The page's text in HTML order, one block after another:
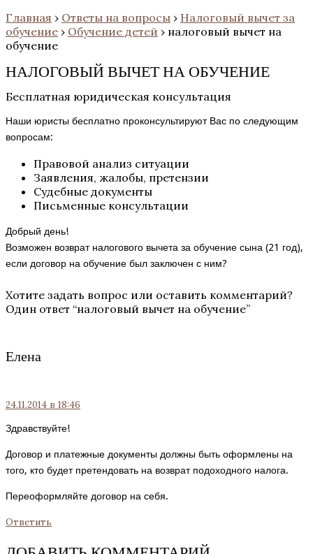
Главная › Ответы на вопросы › Налоговый вычет за
обучение › Обучение детей › налоговый вычет на
обучение
НАЛОГОВЫЙ ВЫЧЕТ НА ОБУЧЕНИЕ
Бесплатная юридическая консультация
Наши юристы бесплатно проконсультируют Вас по следующим
вопросам:
Правовой анализ ситуации
Заявления, жалобы, претензии
Судебные документы
Письменные консультации
Добрый день!
Возможен возврат налогового вычета за обучение сына (21 год),
если договор на обучение был заключен с ним?
Хотите задать вопрос или оставить комментарий?
Один ответ “налоговый вычет на обучение”
Елена
24.11.2014 в 18:46
Здравствуйте!
Договор и платежные документы должны быть оформлены на
того, кто будет претендовать на возврат подоходного налога.
Переоформляйте договор на себя.
Ответить